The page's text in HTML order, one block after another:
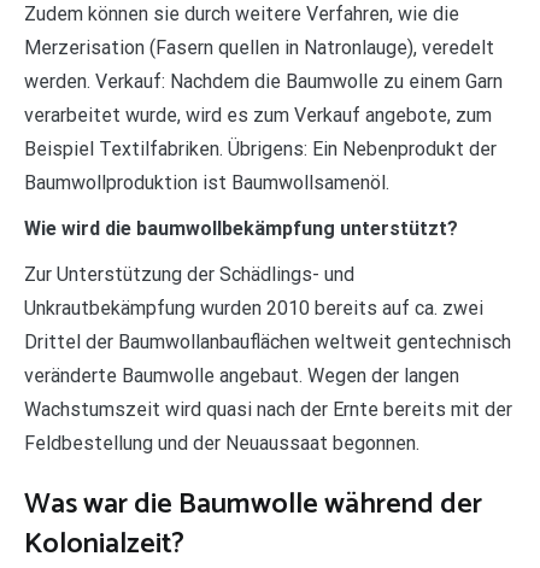
Zudem können sie durch weitere Verfahren, wie die
Merzerisation (Fasern quellen in Natronlauge), veredelt
werden. Verkauf: Nachdem die Baumwolle zu einem Garn
verarbeitet wurde, wird es zum Verkauf angebote, zum
Beispiel Textilfabriken. Übrigens: Ein Nebenprodukt der
Baumwollproduktion ist Baumwollsamenöl.
Wie wird die baumwollbekämpfung unterstützt?
Zur Unterstützung der Schädlings- und
Unkrautbekämpfung wurden 2010 bereits auf ca. zwei
Drittel der Baumwollanbauflächen weltweit gentechnisch
veränderte Baumwolle angebaut. Wegen der langen
Wachstumszeit wird quasi nach der Ernte bereits mit der
Feldbestellung und der Neuaussaat begonnen.
Was war die Baumwolle während der
Kolonialzeit?